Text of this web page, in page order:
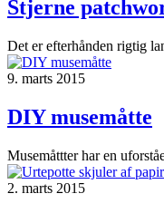
Stjerne
Det er efterhånden rigtig
9. marts 2015
DIY musemåtte
Musemåttter har en
2. marts 2015